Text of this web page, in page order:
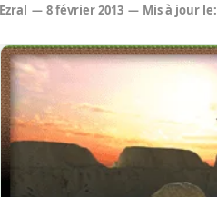
Ezral 8 février 2013 Mis à jour le: